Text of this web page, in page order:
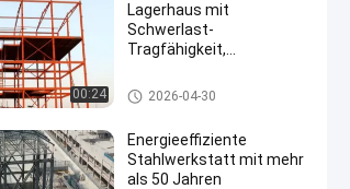
00:24
Lagerhaus mit
Schwerlast-
Tragfähigkeit,
nachhaltigem Design
Lager für Stahlkonstruktionen
2026-04-30
Energieeffiziente
Stahlwerkstatt mit mehr
als 50 Jahren